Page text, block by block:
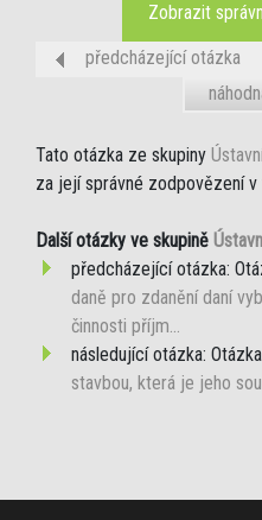
Zobrazit
předcházející otázka
Tato otázka ze skupiny
za její správné zodpovězení
Další otázky ve skupině
předcházející otázka:
daně pro zdanění daní
činnosti příjm...
následující otázka:
stavbou, která je jeho